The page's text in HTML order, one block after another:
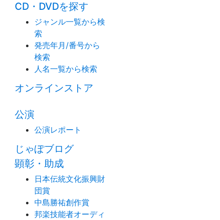
CD・DVDを探す
ジャンル一覧から検
索
発売年月/番号から
検索
人名一覧から検索
オンラインストア
公演
公演レポート
じゃぽブログ
顕彰・助成
日本伝統文化振興財
団賞
中島勝祐創作賞
邦楽技能者オーディ